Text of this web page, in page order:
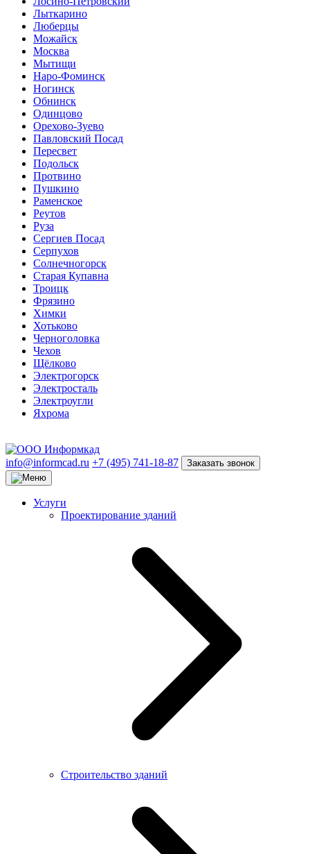
Лыткарино
Люберцы
Можайск
Москва
Мытищи
Наро-Фоминск
Ногинск
Обнинск
Одинцово
Орехово-Зуево
Павловский Посад
Пересвет
Подольск
Протвино
Пушкино
Раменское
Реутов
Руза
Сергиев Посад
Серпухов
Солнечногорск
Старая Купавна
Троицк
Фрязино
Химки
Хотьково
Черноголовка
Чехов
Щёлково
Электрогорск
Электросталь
Электроугли
Яхрома
info@informcad.ru +7 (495) 741-18-87 Заказать звонок
Услуги
Проектирование зданий
Строительство зданий